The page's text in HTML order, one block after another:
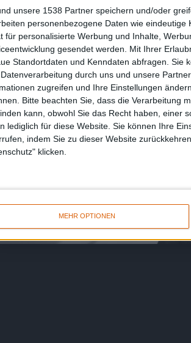
unsere 1538 Partner speichern und/oder
personenbezogene Daten wie
für personalisierte Werbung und Inhalte,
gesendet werden. Mit Ihrer
Standortdaten und Kenndaten abfragen. Sie
durch uns und unsere
zugreifen und Ihre Einstellungen
Bitte beachten Sie, dass die Verarbeitung
kann, obwohl Sie das Recht haben, einer
lediglich für diese Website. Sie können Ihre
indem Sie zu dieser Website
klicken.
MEHR OPTIONEN